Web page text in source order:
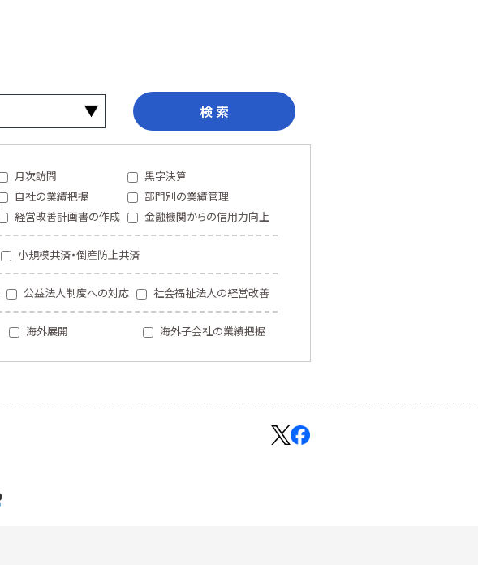
検 索
月次訪問
黒字決算
自社の業績把握
部門別の業績管理
経営改善計画書の作成 金融機関からの信用力向上
小規模共済・倒産防止共済
公益法人制度への対応 社会福祉法人の経営改善
海外展開 海外子会社の業績把握